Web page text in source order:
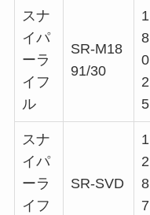
スナ
イパ
ーラ
イフ
ル
SR-M18
91/30
1
8
0
2
5
スナ
イパ
ーラ
イフ
SR-SVD
1
2
8
7